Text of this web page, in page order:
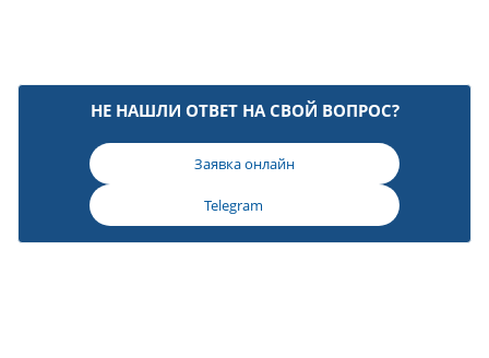
НЕ НАШЛИ ОТВЕТ НА СВОЙ ВОПРОС?
Заявка онлайн
Telegram